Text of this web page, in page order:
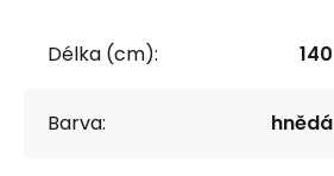
Délka (cm): 140
Barva: hnědá